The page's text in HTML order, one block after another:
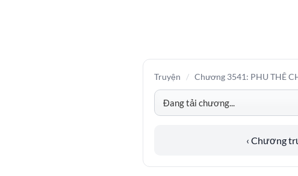
Truyện / Chương 3541: PHU THÊ
‹ Chương